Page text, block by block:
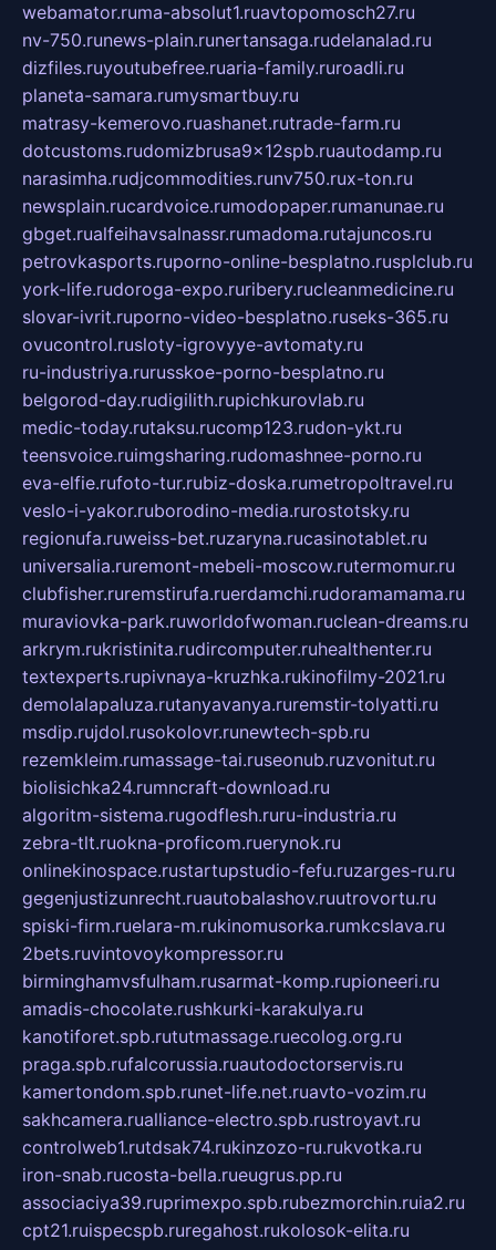
webamator.ruma-absolut1.ruavtopomosch27.ru
nv-750.runews-plain.runertansaga.rudelanalad.ru
dizfiles.ruyoutubefree.ruaria-family.ruroadli.ru
planeta-samara.rumysmartbuy.ru
matrasy-kemerovo.ruashanet.rutrade-farm.ru
dotcustoms.rudomizbrusa9x12spb.ruautodamp.ru
narasimha.rudjcommodities.runv750.rux-ton.ru
newsplain.rucardvoice.rumodopaper.rumanunae.ru
gbget.rualfeihavsalnassr.rumadoma.rutajuncos.ru
petrovkasports.ruporno-online-besplatno.rusplclub.ru
york-life.rudoroga-expo.ruribery.rucleanmedicine.ru
slovar-ivrit.ruporno-video-besplatno.ruseks-365.ru
ovucontrol.rusloty-igrovyye-avtomaty.ru
ru-industriya.rurusskoe-porno-besplatno.ru
belgorod-day.rudigilith.rupichkurovlab.ru
medic-today.rutaksu.rucomp123.rudon-ykt.ru
teensvoice.ruimgsharing.rudomashnee-porno.ru
eva-elfie.rufoto-tur.rubiz-doska.rumetropoltravel.ru
veslo-i-yakor.ruborodino-media.rurostotsky.ru
regionufa.ruweiss-bet.ruzaryna.rucasinotablet.ru
universalia.ruremont-mebeli-moscow.rutermomur.ru
clubfisher.ruremstirufa.ruerdamchi.rudoramamama.ru
muraviovka-park.ruworldofwoman.ruclean-dreams.ru
arkrym.rukristinita.rudircomputer.ruhealthenter.ru
textexperts.rupivnaya-kruzhka.rukinofilmy-2021.ru
demolalapaluza.rutanyavanya.ruremstir-tolyatti.ru
msdip.rujdol.rusokolovr.runewtech-spb.ru
rezemkleim.rumassage-tai.ruseonub.ruzvonitut.ru
biolisichka24.rumncraft-download.ru
algoritm-sistema.rugodflesh.ruru-industria.ru
zebra-tlt.ruokna-proficom.ruerynok.ru
onlinekinospace.rustartupstudio-fefu.ruzarges-ru.ru
gegenjustizunrecht.ruautobalashov.ruutrovortu.ru
spiski-firm.ruelara-m.rukinomusorka.rumkcslava.ru
2bets.ruvintovoykompressor.ru
birminghamvsfulham.rusarmat-komp.rupioneeri.ru
amadis-chocolate.rushkurki-karakulya.ru
kanotiforet.spb.rututmassage.ruecolog.org.ru
praga.spb.rufalcorussia.ruautodoctorservis.ru
kamertondom.spb.runet-life.net.ruavto-vozim.ru
sakhcamera.rualliance-electro.spb.rustroyavt.ru
controlweb1.rutdsak74.rukinzozo-ru.rukvotka.ru
iron-snab.rucosta-bella.rueugrus.pp.ru
associaciya39.ruprimexpo.spb.rubezmorchin.ruia2.ru
cpt21.ruispecspb.ruregahost.rukolosok-elita.ru